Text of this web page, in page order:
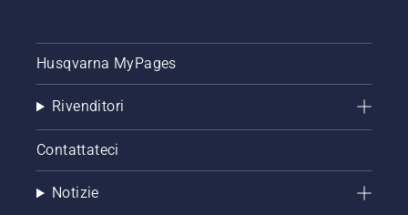
Husqvarna MyPages
Rivenditori
Contattateci
Notizie